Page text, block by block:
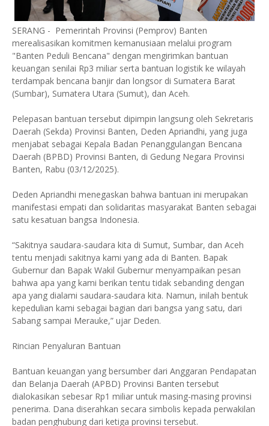
SERANG - Pemerintah Provinsi (Pemprov) Banten
merealisasikan komitmen kemanusiaan melalui program
"Banten Peduli Bencana" dengan mengirimkan bantuan
keuangan senilai Rp3 miliar serta bantuan logistik ke wilayah
terdampak bencana banjir dan longsor di Sumatera Barat
(Sumbar), Sumatera Utara (Sumut), dan Aceh.
​Pelepasan bantuan tersebut dipimpin langsung oleh Sekretaris
Daerah (Sekda) Provinsi Banten, Deden Apriandhi, yang juga
menjabat sebagai Kepala Badan Penanggulangan Bencana
Daerah (BPBD) Provinsi Banten, di Gedung Negara Provinsi
Banten, Rabu (03/12/2025).
​Deden Apriandhi menegaskan bahwa bantuan ini merupakan
manifestasi empati dan solidaritas masyarakat Banten sebagai
satu kesatuan bangsa Indonesia.
​“Sakitnya saudara-saudara kita di Sumut, Sumbar, dan Aceh
tentu menjadi sakitnya kami yang ada di Banten. Bapak
Gubernur dan Bapak Wakil Gubernur menyampaikan pesan
bahwa apa yang kami berikan tentu tidak sebanding dengan
apa yang dialami saudara-saudara kita. Namun, inilah bentuk
kepedulian kami sebagai bagian dari bangsa yang satu, dari
Sabang sampai Merauke,” ujar Deden.
​Rincian Penyaluran Bantuan
​Bantuan keuangan yang bersumber dari Anggaran Pendapatan
dan Belanja Daerah (APBD) Provinsi Banten tersebut
dialokasikan sebesar Rp1 miliar untuk masing-masing provinsi
penerima. Dana diserahkan secara simbolis kepada perwakilan
badan penghubung dari ketiga provinsi tersebut.